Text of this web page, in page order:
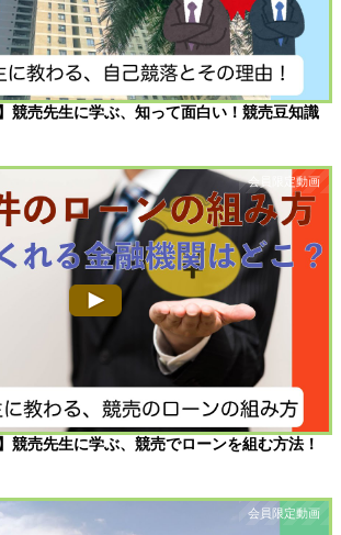
競売先生に学ぶ、知って面白い！競売豆知識
競売先生に学ぶ、競売でローンを組む方法！